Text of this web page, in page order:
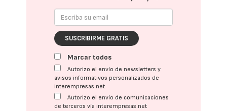
SUSCRIBIRME GRATIS
Marcar todos
Autorizo el envío de newsletters y
avisos informativos personalizados de
interempresas.net
Autorizo el envío de comunicaciones
de terceros vía interempresas.net